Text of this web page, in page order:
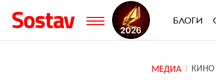
БЛОГИ
МЕДИА КИНО